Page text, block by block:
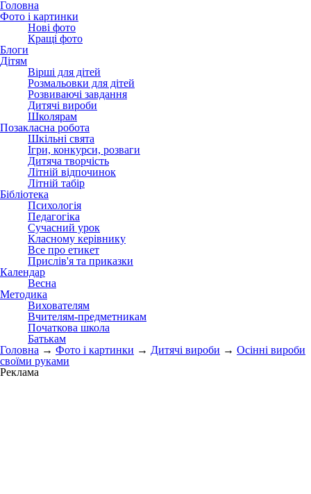
Головна
Фото і картинки
Нові фото
Кращі фото
Блоги
Дітям
Вірші для дітей
Розмальовки для дітей
Розвиваючі завдання
Дитячі вироби
Школярам
Позакласна робота
Шкільні свята
Ігри, конкурси, розваги
Дитяча творчість
Літній відпочинок
Літній табір
Бібліотека
Психологія
Педагогіка
Сучасний урок
Класному керівнику
Все про етикет
Прислів'я та приказки
Календар
Весна
Методика
Вихователям
Вчителям-предметникам
Початкова школа
Батькам
Головна → Фото і картинки → Дитячі вироби → Осінні вироби
своїми руками
Реклама